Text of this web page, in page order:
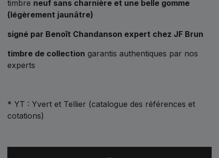
timbre neuf sans charnière et une belle gomme
(légèrement jaunâtre)
signé par Benoît Chandanson expert chez JF Brun
timbre de collection garantis authentiques par nos
experts
* YT : Yvert et Tellier (catalogue des références et
cotations)